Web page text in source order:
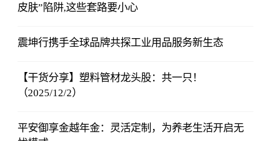
皮肤”陷阱,这些套路要小心
震坤行携手全球品牌共探工业用品服务新生态
【干货分享】塑料管材龙头股：共一只！
（2025/12/2）
平安御享金越年金：灵活定制，为养老生活开启无